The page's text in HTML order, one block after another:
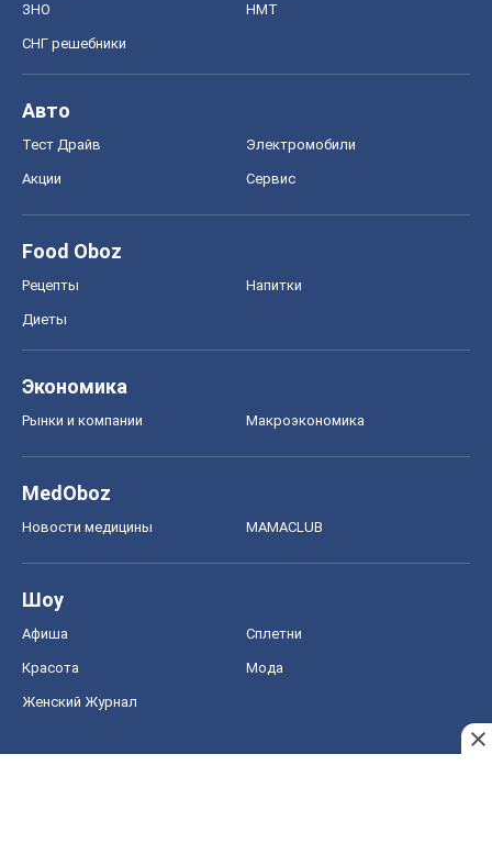
ЗНО НМТ
СНГ решебники
Авто
Тест Драйв Электромобили
Акции Сервис
Food Oboz
Рецепты Напитки
Диеты
Экономика
Рынки и компании Mакроэкономика
MedOboz
Новости медицины MAMACLUB
Шоу
Афиша Сплетни
Красота Мода
Женский Журнал